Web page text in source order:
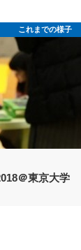
これまでの様子
＠東京大学